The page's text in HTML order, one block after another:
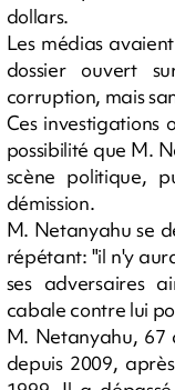
dollars.
Les médias
dossier ouvert
corruption, mais
Ces investigations
possibilité que M.
scène politique,
démission.
M. Netanyahu se
répétant: "il n'y
ses adversaires
cabale contre lui
M. Netanyahu, 67
depuis 2009,